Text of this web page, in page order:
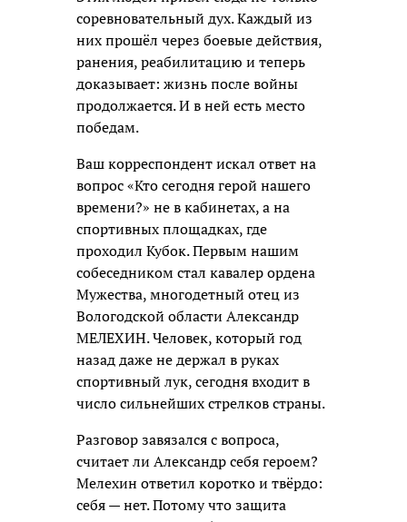
соревновательный дух. Каждый из
них прошёл через боевые действия,
ранения, реабилитацию и теперь
доказывает: жизнь после войны
продолжается. И в ней есть место
победам.
Ваш корреспондент искал ответ на
вопрос «Кто сегодня герой нашего
времени?» не в кабинетах, а на
спортивных площадках, где
проходил Кубок. Первым нашим
собеседником стал кавалер ордена
Мужества, многодетный отец из
Вологодской области Александр
МЕЛЕХИН. Человек, который год
назад даже не держал в руках
спортивный лук, сегодня входит в
число сильнейших стрелков страны.
Разговор завязался с вопроса,
считает ли Александр себя героем?
Мелехин ответил коротко и твёрдо:
себя — нет. Потому что защита